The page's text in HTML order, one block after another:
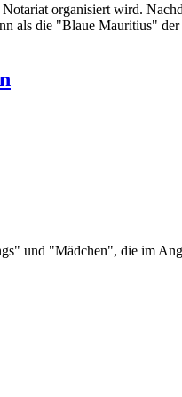
organisiert wird.
als die "Blaue Mauritius"
und "Mädchen", die im